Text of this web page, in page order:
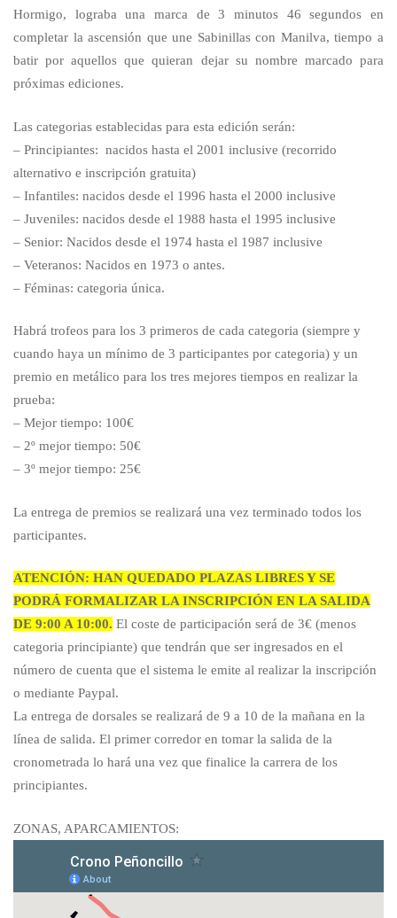
Hormigo, lograba una marca de 3 minutos 46 segundos en
completar la ascensión que une Sabinillas con Manilva, tiempo a
batir por aquellos que quieran dejar su nombre marcado para
próximas ediciones.
Las categorias establecidas para esta edición serán:
– Principiantes: nacidos hasta el 2001 inclusive (recorrido
alternativo e inscripción gratuita)
– Infantiles: nacidos desde el 1996 hasta el 2000 inclusive
– Juveniles: nacidos desde el 1988 hasta el 1995 inclusive
– Senior: Nacidos desde el 1974 hasta el 1987 inclusive
– Veteranos: Nacidos en 1973 o antes.
– Féminas: categoria única.
Habrá trofeos para los 3 primeros de cada categoria (siempre y
cuando haya un mínimo de 3 participantes por categoria) y un
premio en metálico para los tres mejores tiempos en realizar la
prueba:
– Mejor tiempo: 100€
– 2º mejor tiempo: 50€
– 3º mejor tiempo: 25€
La entrega de premios se realizará una vez terminado todos los
participantes.
ATENCIÓN: HAN QUEDADO PLAZAS LIBRES Y SE
PODRÁ FORMALIZAR LA INSCRIPCIÓN EN LA SALIDA
DE 9:00 A 10:00. El coste de participación será de 3€ (menos
categoria principiante) que tendrán que ser ingresados en el
número de cuenta que el sistema le emite al realizar la inscripción
o mediante Paypal.
La entrega de dorsales se realizará de 9 a 10 de la mañana en la
línea de salida. El primer corredor en tomar la salida de la
cronometrada lo hará una vez que finalice la carrera de los
principiantes.
ZONAS, APARCAMIENTOS: